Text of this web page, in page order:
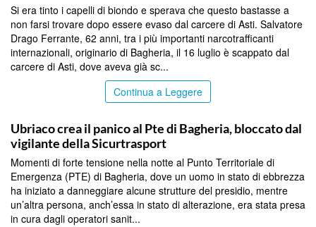
Si era tinto i capelli di biondo e sperava che questo bastasse a
non farsi trovare dopo essere evaso dal carcere di Asti. Salvatore
Drago Ferrante, 62 anni, tra i più importanti narcotrafficanti
internazionali, originario di Bagheria, il 16 luglio è scappato dal
carcere di Asti, dove aveva già sc...
Continua a Leggere
Ubriaco crea il panico al Pte di Bagheria, bloccato dal
vigilante della Sicurtrasport
Momenti di forte tensione nella notte al Punto Territoriale di
Emergenza (PTE) di Bagheria, dove un uomo in stato di ebbrezza
ha iniziato a danneggiare alcune strutture del presidio, mentre
un’altra persona, anch’essa in stato di alterazione, era stata presa
in cura dagli operatori sanit...